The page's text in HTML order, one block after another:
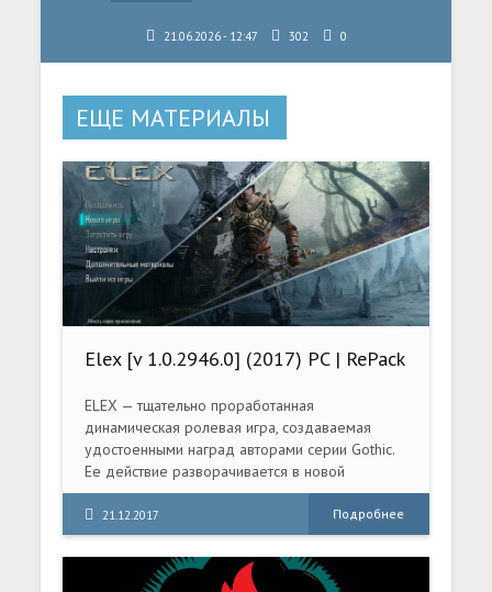
21.06.2026 - 12:47 302 0
ЕЩЕ МАТЕРИАЛЫ
Elex [v 1.0.2946.0] (2017) PC | RePack
от qoob
ELEX — тщательно проработанная
динамическая ролевая игра, создаваемая
удостоенными наград авторами серии Gothic.
Ее действие разворачивается в новой
постапокалиптической научно-фантастической
вселенной: игроков ждет огромный
бесшовный мир, полный ярких персонажей,
гротескных мутантов, моральных дилемм и
напряженных приключений.
21.12.2017 Подробнее